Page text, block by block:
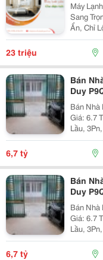
Máy
Sang
Ẩn, Chỉ
Phòng
Phòng
23 triệu
Bán
Duy
Bán Nhà
Giá: 6.7
Lầu,
Nhà 3M,
Q1,
6,7 tỷ
Bán
Duy
Bán Nhà
Giá: 6.7
Lầu,
Nhà 3M,
Q1,
6,7 tỷ